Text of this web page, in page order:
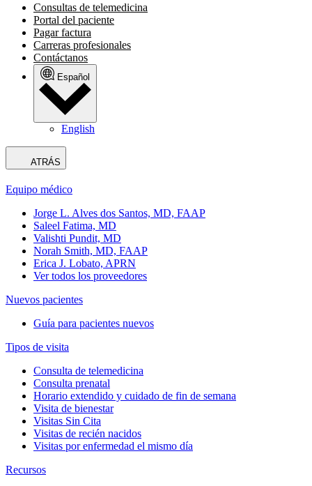
Consultas de telemedicina
Portal del paciente
Pagar factura
Carreras profesionales
Contáctanos
Español
English
ATRÁS
Equipo médico
Jorge L. Alves dos Santos, MD, FAAP
Saleel Fatima, MD
Valishti Pundit, MD
Norah Smith, MD, FAAP
Erica J. Lobato, APRN
Ver todos los proveedores
Nuevos pacientes
Guía para pacientes nuevos
Tipos de visita
Consulta de telemedicina
Consulta prenatal
Horario extendido y cuidado de fin de semana
Visita de bienestar
Visitas Sin Cita
Visitas de recién nacidos
Visitas por enfermedad el mismo día
Recursos